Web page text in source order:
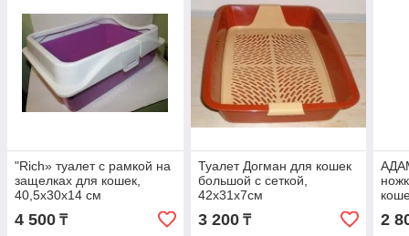
"Rich» туалет с рамкой на
защелках для кошек,
40,5х30х14 см
4 500 ₸
Туалет Догман для кошек
большой с сеткой,
42х31х7см
3 200₸ 2